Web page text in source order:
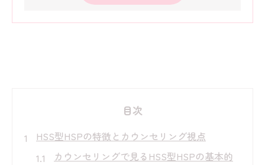
目次
HSS型HSPの特徴とカウンセリング視点
カウンセリングで見るHSS型HSPの基本的